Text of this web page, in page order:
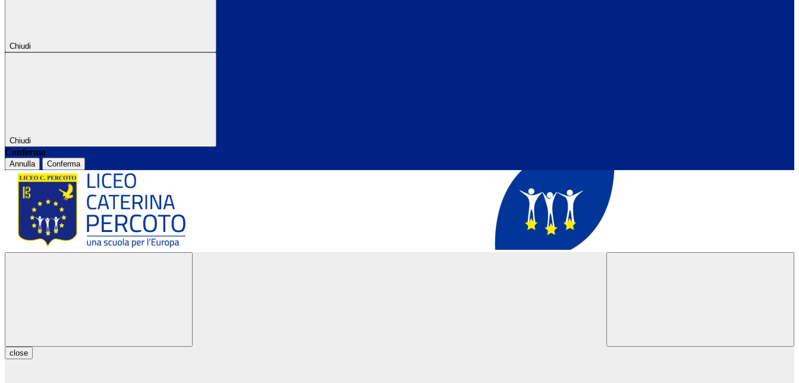
Chiudi
Chiudi
Conferma
Annulla Conferma
close